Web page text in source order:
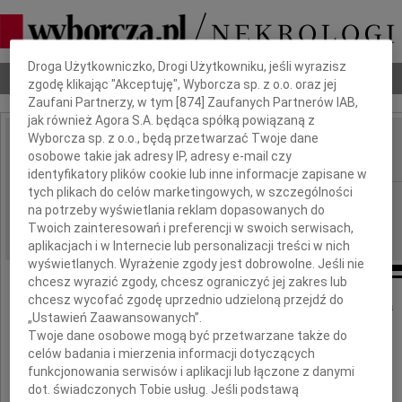
Nekrologi Odeszli Poradnik pogrzebowy
IMIĘ I NAZWISKO: Alicja Maksymowicz
REGION: Bydgoszcz, Warszawa
DATA EMISJI: 21.01.2016
19 stycznia 2016 roku w wieku 85 lat zmarła
Dbamy o Twoją prywatność
Droga Użytkowniczko, Drogi Użytkowniku, jeśli wyrazisz
zgodę klikając "Akceptuję", Wyborcza sp. z o.o. oraz jej
Zaufani Partnerzy, w tym [874 ] Zaufanych Partnerów IAB,
jak również Agora S.A. będąca spółką powiązaną z
Wyborcza sp. z o.o., będą przetwarzać Twoje dane
osobowe takie jak adresy IP, adresy e-mail czy
identyfikatory plików cookie lub inne informacje zapisane w
tych plikach do celów marketingowych, w szczególności
na potrzeby wyświetlania reklam dopasowanych do
Twoich zainteresowań i preferencji w swoich serwisach,
aplikacjach i w Internecie lub personalizacji treści w nich
wyświetlanych. Wyrażenie zgody jest dobrowolne. Jeśli nie
chcesz wyrazić zgody, chcesz ograniczyć jej zakres lub
chcesz wycofać zgodę uprzednio udzieloną przejdź do
„Ustawień Zaawansowanych”.
Twoje dane osobowe mogą być przetwarzane także do
celów badania i mierzenia informacji dotyczących
funkcjonowania serwisów i aplikacji lub łączone z danymi
dot. świadczonych Tobie usług. Jeśli podstawą